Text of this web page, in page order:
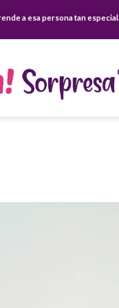
a esa persona tan especial.